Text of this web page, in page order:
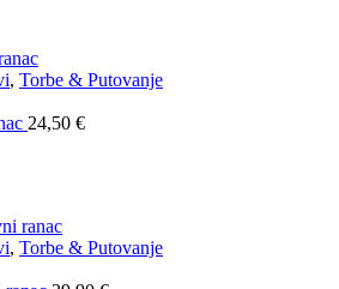
, Torbe & Putovanje
24,50 €
, Torbe & Putovanje